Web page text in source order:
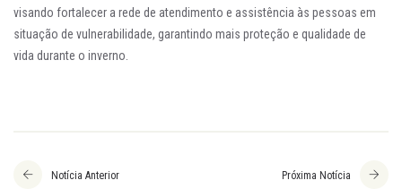
visando fortalecer a rede de atendimento e assistência às pessoas em
situação de vulnerabilidade, garantindo mais proteção e qualidade de
vida durante o inverno.
Notícia Anterior Próxima Notícia